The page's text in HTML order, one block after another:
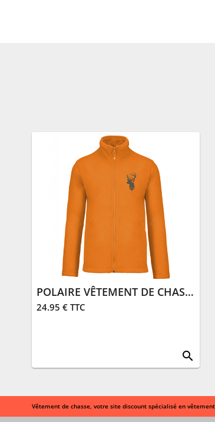
POLAIRE VÊTEMENT DE CHASSE | ORANGE
24.95 € TTC
search
Vêtement de chasse, votre site discount spécialisé en